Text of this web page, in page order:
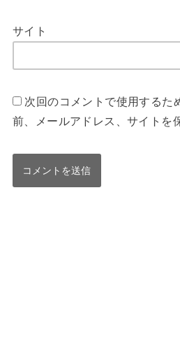
サイト
次回のコメントで使用するた
前、メールアドレス、サイトを